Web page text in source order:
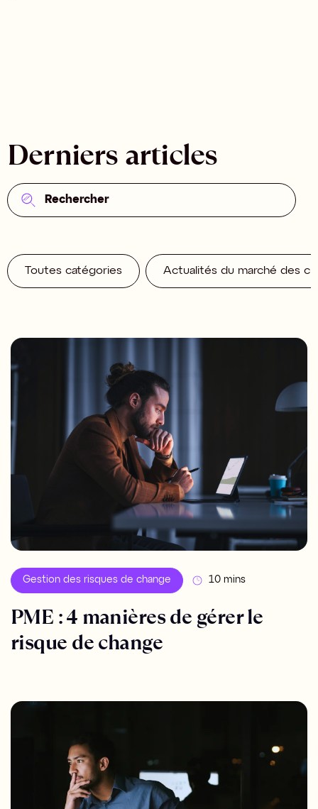
Derniers articles
Toutes catégories Actualités du marché des
Gestion des risques de change 10 mins
PME : 4 manières de gérer le
risque de change